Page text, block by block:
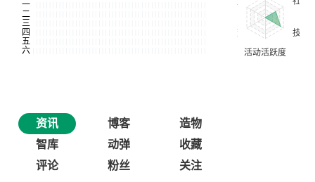
资讯 博客
造物
智库
动弹
收藏
评论
粉丝 关注